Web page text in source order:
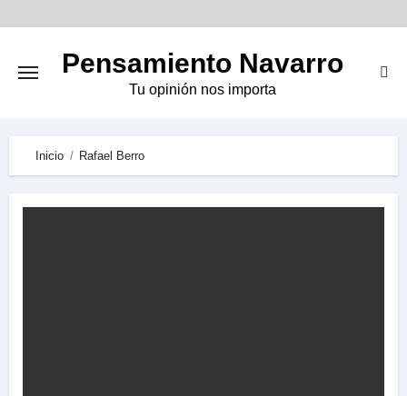
Pensamiento Navarro
Tu opinión nos importa
Inicio Rafael Berro